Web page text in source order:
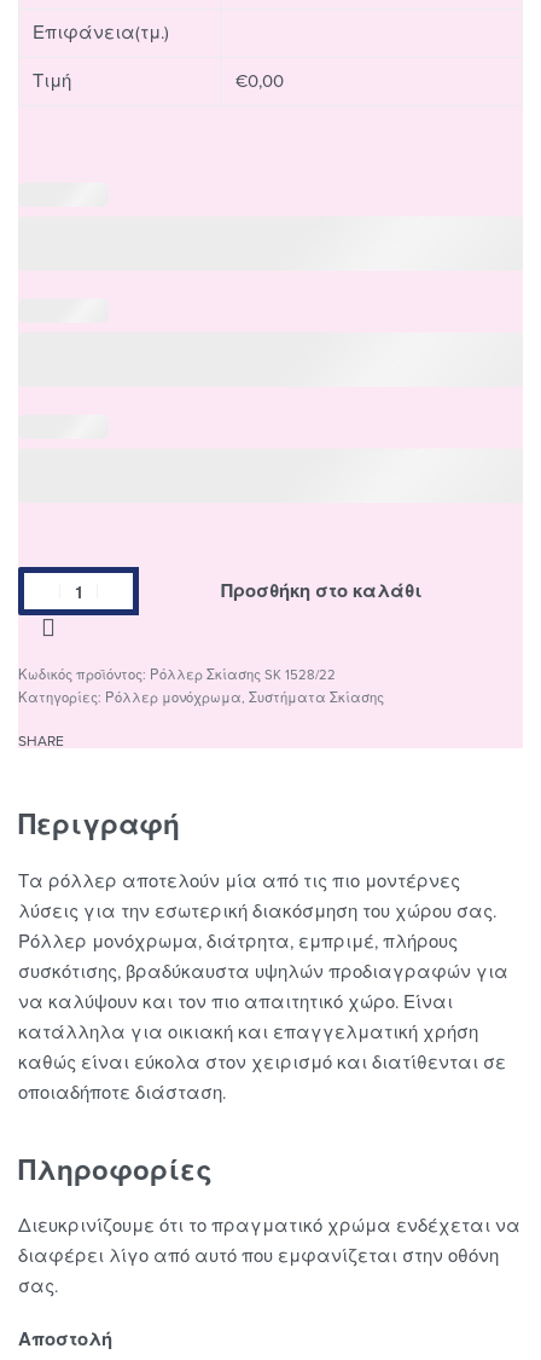
Επιφάνεια(τμ.)
Τιμή €0,00
Προσθήκη στο καλάθι
Ρόλλερ Σκίασης SK 1528/22
Κατηγορίες: Ρόλλερ μονόχρωμα, Συστήματα Σκίασης
SHARE
Περιγραφή
Τα ρόλλερ αποτελούν μία από τις πιο μοντέρνες
λύσεις για την εσωτερική διακόσμηση του χώρου σας.
Ρόλλερ μονόχρωμα, διάτρητα, εμπριμέ, πλήρους
συσκότισης, βραδύκαυστα υψηλών προδιαγραφών για
να καλύψουν και τον πιο απαιτητικό χώρο. Είναι
κατάλληλα για οικιακή και επαγγελματική χρήση
καθώς είναι εύκολα στον χειρισμό και διατίθενται σε
οποιαδήποτε διάσταση.
Πληροφορίες
Διευκρινίζουμε ότι το πραγματικό χρώμα ενδέχεται να
διαφέρει λίγο από αυτό που εμφανίζεται στην οθόνη
σας.
Αποστολή